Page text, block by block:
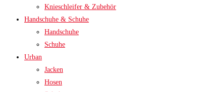
Knieschleifer & Zubehör
Handschuhe & Schuhe
Handschuhe
Schuhe
Urban
Jacken
Hosen